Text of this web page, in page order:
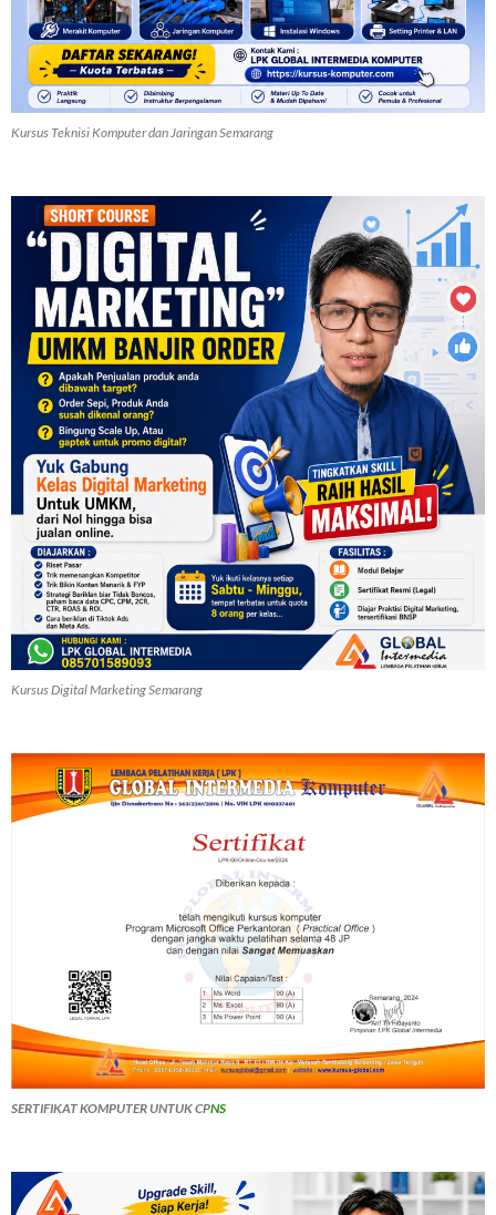
Kursus Teknisi Komputer dan Jaringan Semarang
Kursus Digital Marketing Semarang
SERTIFIKAT KOMPUTER UNTUK CPNS